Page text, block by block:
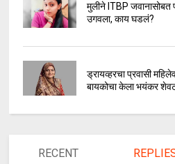
मुलीने ITBP जवानासोबत
उगवला, काय घडलं?
ड्रायव्हरचा प्रवासी
बायकोचा केला भयंकर
RECENT